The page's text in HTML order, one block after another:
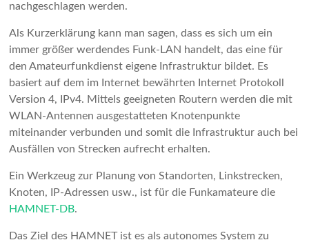
nachgeschlagen werden.
Als Kurzerklärung kann man sagen, dass es sich um ein
immer größer werdendes Funk-LAN handelt, das eine für
den Amateurfunkdienst eigene Infrastruktur bildet. Es
basiert auf dem im Internet bewährten Internet Protokoll
Version 4, IPv4. Mittels geeigneten Routern werden die mit
WLAN-Antennen ausgestatteten Knotenpunkte
miteinander verbunden und somit die Infrastruktur auch bei
Ausfällen von Strecken aufrecht erhalten.
Ein Werkzeug zur Planung von Standorten, Linkstrecken,
Knoten, IP-Adressen usw., ist für die Funkamateure die
HAMNET-DB.
Das Ziel des HAMNET ist es als autonomes System zu